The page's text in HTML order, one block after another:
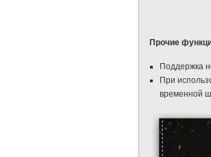
Прочие
Поддержка
При
временной